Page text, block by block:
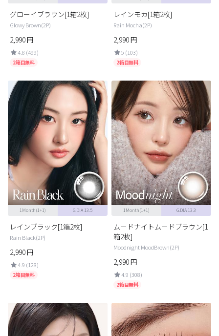
アプリダウンロード
INSTAGRAM LINE
グローイブラウン[1箱2枚]
Glowy Brown(2P)
2,990円
4.8 (499)
2箱目無料
レインモカ[1箱2枚]
Rain Mocha(2P)
2,990円
5 (103)
2箱目無料
1Month(1+1) G.DIA 13.5
レインブラック[1箱2枚]
Rain Black(2P)
2,990円
4.9 (128)
2箱目無料
1Month(1+1) G.DIA 13.3
ムードナイトムードブラウン[1
箱2枚]
Moodnight MoodBrown(2P)
2,990円
4.9 (308)
2箱目無料